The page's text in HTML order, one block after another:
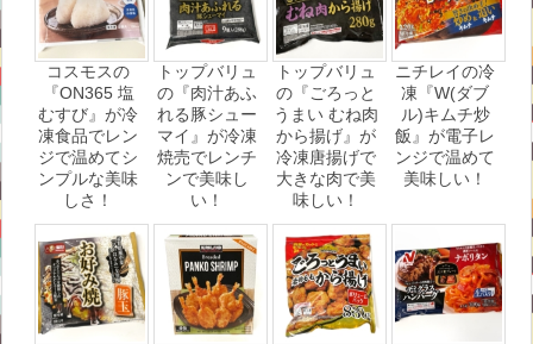
コスモスの
『ON365 塩
むすび』が冷
凍食品でレン
ジで温めてシ
ンプルな美味
しさ！
トップバリュ
の『肉汁あふ
れる豚シュー
マイ』が冷凍
焼売でレンチ
ンで美味し
い！
トップバリュ
の『ごろっと
うまい むね肉
から揚げ』が
冷凍唐揚げで
大きな肉で美
味しい！
ニチレイの冷
凍『W(ダブ
ル)キムチ炒
飯』が電子レ
ンジで温めて
美味しい！